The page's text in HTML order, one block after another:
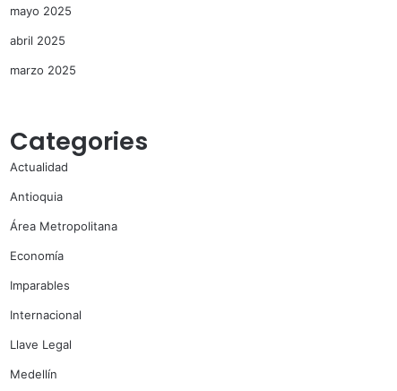
mayo 2025
abril 2025
marzo 2025
Categories
Actualidad
Antioquia
Área Metropolitana
Economía
Imparables
Internacional
Llave Legal
Medellín